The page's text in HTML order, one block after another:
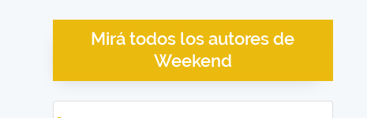
Mirá todos los autores de
Weekend